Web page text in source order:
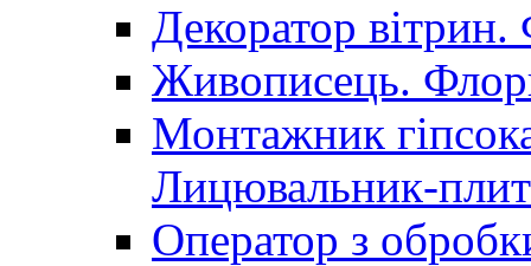
Декоратор вітрин.
Живописець.
Монтажник
Лицювальник-
Оператор з